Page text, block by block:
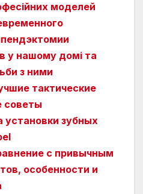
моделей
у нашому домі та
з ними
тактические
советы
зубных
с привычным
особенности и